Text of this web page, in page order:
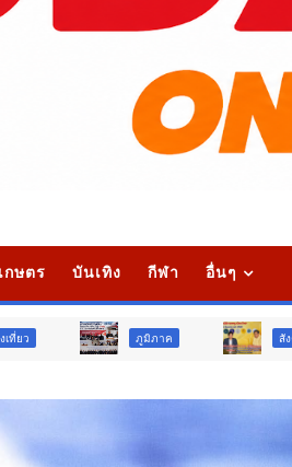
เกษตร บันเทิง กีฬา อื่นๆ
ภูมิภาค สังคม